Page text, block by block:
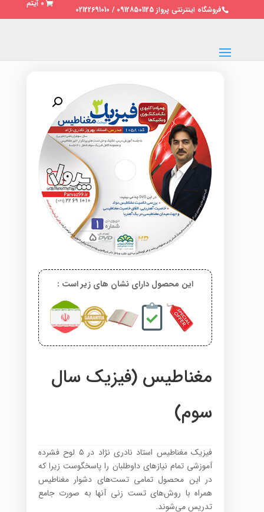
فروشگاه اینترنتی پرواز 09128501125 / 02122691010
0 آیتم
این محصول دارای نشان های زیر است :
مغناطیس (فیزیک سال
سوم)
فیزیک مغناطیس استاد نادری نژاد در ۵ لوح فشرده
آموزشی تمام نیازهای داوطلبان را پاسخگوست زیرا که
در این محصول تمامی تست‌های دشوار مغناطیس
همراه با روش‌های تست زنی آنها به صورت جامع
تدریس می‌شوند.